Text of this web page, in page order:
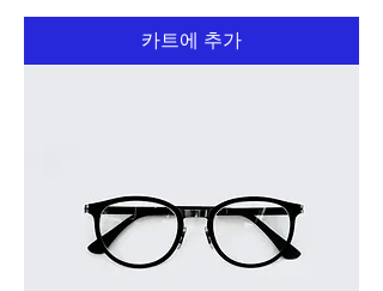
카트에 추가